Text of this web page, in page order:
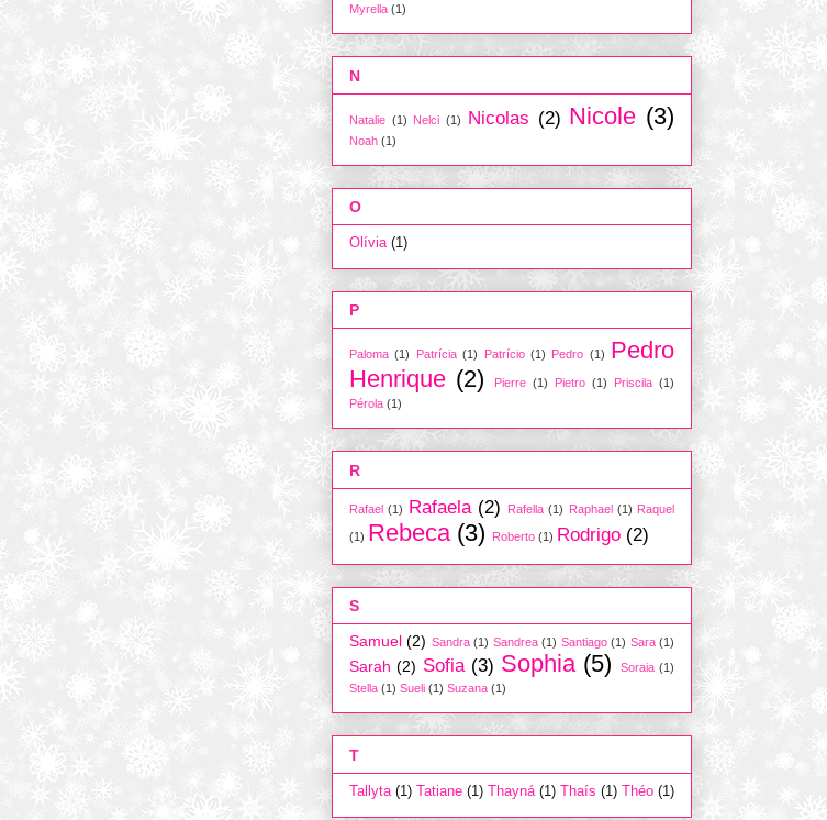
Myrella (1)
N
Natalie (1) Nelci (1) Nicolas (2) Nicole (3)
Noah (1)
O
Olívia (1)
P
Paloma (1) Patrícia (1) Patrício (1) Pedro (1) Pedro
Henrique (2) Pierre (1) Pietro (1) Priscila (1)
Pérola (1)
R
Rafael (1) Rafaela (2) Rafella (1) Raphael (1) Raquel
(1) Rebeca (3) Roberto (1) Rodrigo (2)
S
Samuel (2) Sandra (1) Sandrea (1) Santiago (1) Sara (1)
Sarah (2) Sofia (3) Sophia (5) Soraia (1)
Stella (1) Sueli (1) Suzana (1)
T
Tallyta (1) Tatiane (1) Thayná (1) Thaís (1) Théo (1)